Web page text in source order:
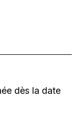
dès la date